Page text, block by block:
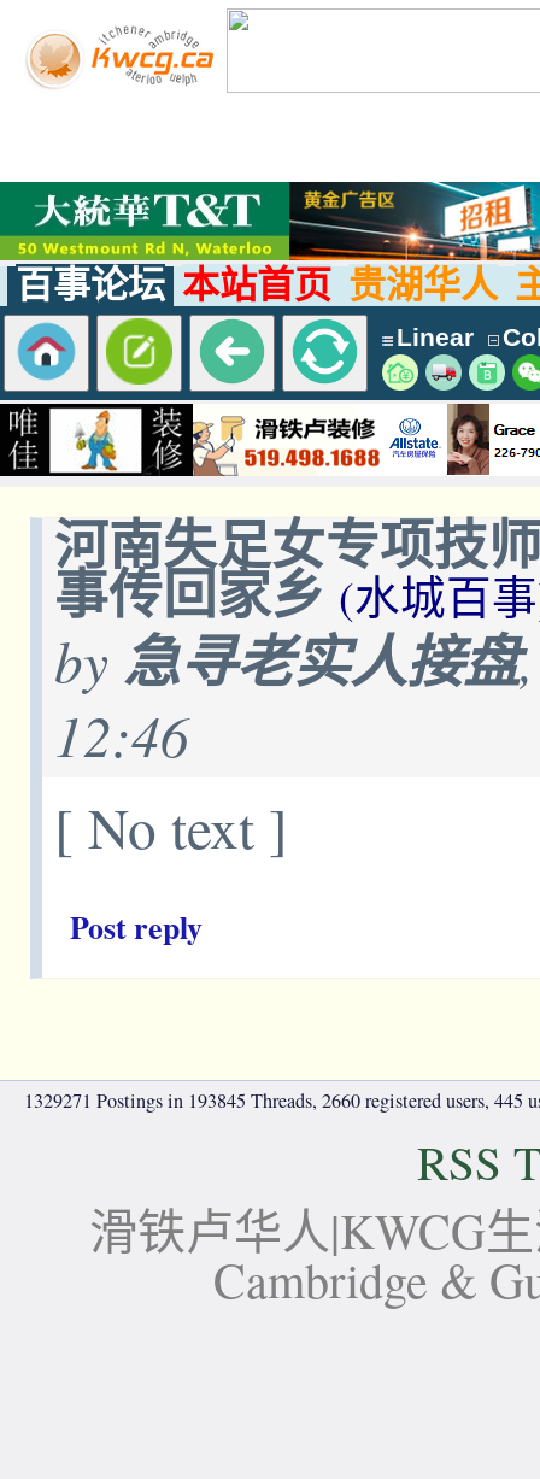
百事论坛 本站首页 贵湖华人
Linear
河南失足女专项技
事传回家乡 (水城百
by 急寻老实人接盘
12:46
[ No text ]
Post reply
1329271 Postings in 193845 Threads, 2660 registered users, 445
RSS
滑铁卢华人|KWCG
Cambridge &